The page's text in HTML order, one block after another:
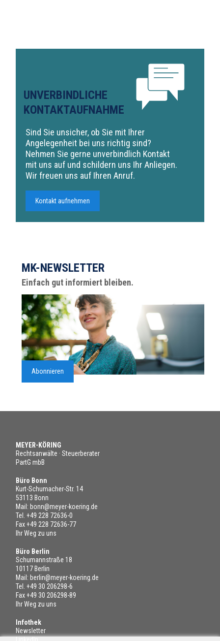
UNVERBINDLICHE
KONTAKTAUFNAHME
Sind Sie unsicher, ob Sie mit Ihrer
Angelegenheit bei uns richtig sind?
Nehmen Sie gerne unverbindlich Kontakt
mit uns auf und schildern uns Ihr Anliegen.
Wir freuen uns auf Ihren Anruf.
Kontakt aufnehmen
MK-NEWSLETTER
Einfach gut informiert bleiben.
Abonnieren
MEYER-KÖRING
Rechtsanwälte · Steuerberater
PartG mbB
Büro Bonn
Kurt-Schumacher-Str. 14
53113 Bonn
Mail: bonn@meyer-koering.de
Tel. +49 228 72636-0
Fax +49 228 72636-77
Ihr Weg zu uns
Büro Berlin
Schumannstraße 18
10117 Berlin
Mail: berlin@meyer-koering.de
Tel. +49 30 206298-6
Fax +49 30 206298-89
Ihr Weg zu uns
Infothek
Newsletter